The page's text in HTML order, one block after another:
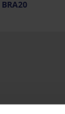
BRA20